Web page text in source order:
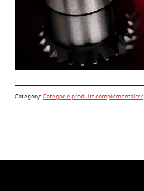
Category: Catégorie produits complémentaires